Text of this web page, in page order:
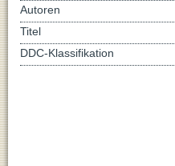
Autoren
Titel
DDC-Klassifikation